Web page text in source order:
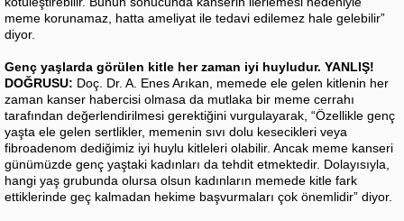
meme korunamaz, hatta ameliyat ile tedavi edilemez hale gelebilir”
diyor.
Genç yaşlarda görülen kitle her zaman iyi huyludur. YANLIŞ!
DOĞRUSU: Doç. Dr. A. Enes Arıkan, memede ele gelen kitlenin her
zaman kanser habercisi olmasa da mutlaka bir meme cerrahı
tarafından değerlendirilmesi gerektiğini vurgulayarak, “Özellikle genç
yaşta ele gelen sertlikler, memenin sıvı dolu kesecikleri veya
fibroadenom dediğimiz iyi huylu kitleleri olabilir. Ancak meme kanseri
günümüzde genç yaştaki kadınları da tehdit etmektedir. Dolayısıyla,
hangi yaş grubunda olursa olsun kadınların memede kitle fark
ettiklerinde geç kalmadan hekime başvurmaları çok önemlidir” diyor.